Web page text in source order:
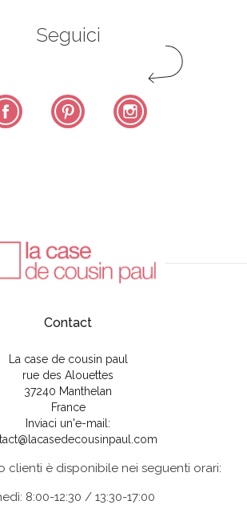
Seguici
Facebook Pinterest
Contact
La case de cousin paul
rue des Alouettes
37240 Manthelan
France
Inviaci un'e-mail:
clienti è disponibile nei seguenti orari:
8:00-12:30 / 13:30-17:00